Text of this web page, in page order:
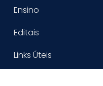
Ensino
Editais
Links Úteis